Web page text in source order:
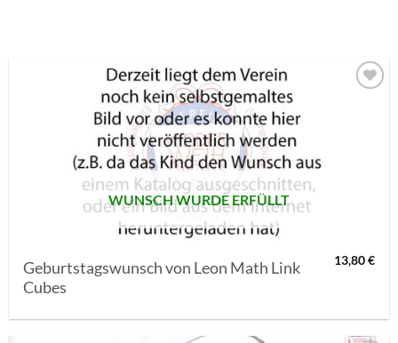
WUNSCH WURDE ERFÜLLT
Geburtstagswunsch von Leon Math Link
Cubes
13,80€